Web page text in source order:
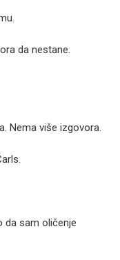
da nestane.
Nema više izgovora.
da sam oličenje